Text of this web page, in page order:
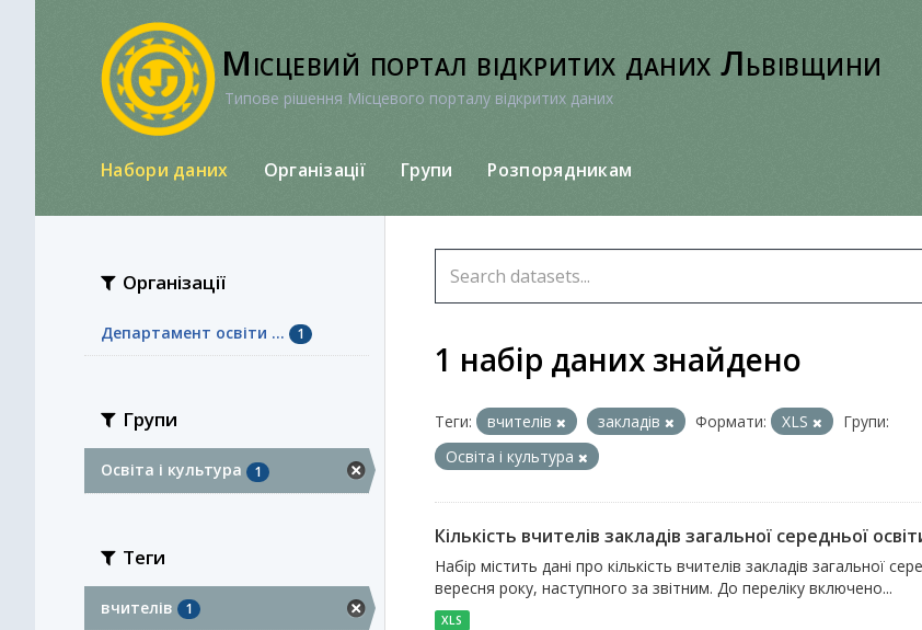
Місцевий портал відкритих даних Львівщини
Типове рішення Місцевого порталу відкритих даних
Набори даних Організації Групи Розпорядникам
Організації
Департамент освіти ... 1
Групи
Освіта і культура 1
Теги
вчителів 1
1 набір даних знайдено
Теги: вчителів закладів Формати: XLS
Групи:
Освіта і культура
Кількість вчителів закладів загальної середньої
Набір містить дані про кількість вчителів закладів загальної
вересня року, наступного за звітним. До переліку включено...
XLS